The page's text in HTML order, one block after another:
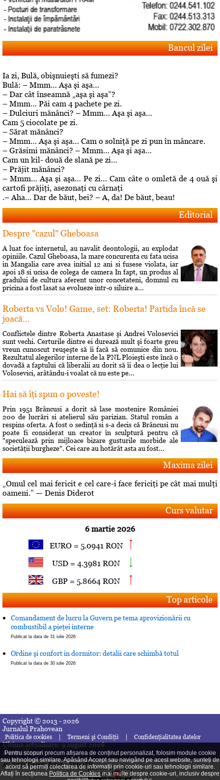
Bancul zilei
Ia zi, Bulă, obişnuieşti să fumezi?
Bulă: – Mmm… Aşa şi aşa…
– Dar cât înseamnă „aşa şi aşa”?
– Mmm… Păi cam 4 pachete pe zi.
– Dulciuri mănânci? – Mmm… Aşa şi aşa…
Cam 5 ciocolate pe zi.
– Sărat mănânci?
– Mmm… Aşa şi aşa… Cam o solniţă pe zi pun în mâncare.
– Grăsimi mănânci? – Mmm… Aşa şi aşa…
Cam un kil- două de slană pe zi…
– Prăjit mănânci?
– Mmm… Aşa şi aşa… Pe zi… Cam câte o omletă de 4 ouă şi
cartofi prăjiţi, asezonaţi cu cârnaţi
.– Aha… Dar de băut, bei? – A, da! De băut, beau!
Editorial
Despre "cazul" Gheboasa
A luat foc internetul, au navalit deontologii, au explodat
opiniile. Cazul Gheboasa, la mare concurenta cu fata ucisa
in Mangalia care avea initial 12 ani si fusese violata, iar
apoi 18 si ucisa de colega de camera In fapt, un produs al
gradului de cultura aferent unor concetateni, domnul cu
pricina a fost lasat sa evolueze intr-o siluire a...
Roberta vs Volo! Game, set: Roberta! Partida încă se
joacă...
Conflictele dintre Roberta Anastase şi Andrei Volosevici
sunt vechi. Certurile dintre ei durează mult şi foarte greu
vreun cunoscut reuşeşte să îi facă să comunice din nou.
Rezultatul alegerilor interne de la PNL Ploieşti este încă o
dovadă a faptului că liberalii au dorit să îi dea o lecţie lui
Volosevici, arâtându-i voalat că nu este pe...
Hai să îţi spun o poveste!
Prin 1951 Brâncusi a dorit să lase mostenire României
200 de lucrări si atelierul său parizian. Statul român a
respins oferta. A fost o sedinţă si s-a decis că Brâncusi nu
poate fi considerat un creator în sculptură pentru că
"speculează prin mijloace bizare gusturile morbide ale
societăţii burgheze". Cei care au hotărât asta au fost...
Maxima zilei
„Omul cel mai fericit e cel care-i face fericiţi pe cât mai mulţi
oameni.” — Denis Diderot
Curs valutar
6 martie 2026
EURO = 5.0941 RON
USD = 4.3981 RON
GBP = 5.8664 RON
Top articole
Comandament de lucru la Guvern pe tema aprovizionării cu
combustibil a pieţei interne
Publicat la data de 31 iulie 2026
Ordine şi confort in dormitor: detalii care schimbă totul
Publicat la data de 30 iulie 2026
Copyright © 2013 - 2026
Jurnalul Prahovean
Politica de cookies | Termeni şi Condiţii | Confidenţialitatea datelor
Ultima actualizare: 9 august 2026
Autentificare
Av. Sorin George Botez StireaPH
Pentru scopuri precum afișarea de conținut personalizat, folosim module cookie
sau tehnologii similare. Apăsând Accept sau navigând pe acest website, sunteți de
acord să permiți colectarea de informații prin cookie-uri sau tehnologii similare.
Aflați în secțiunea Politica de Cookiesmai multe despre cookie-uri, inclusiv despre